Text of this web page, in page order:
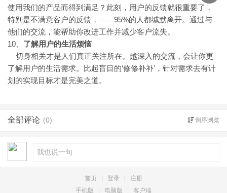
使用我们的产品而得到满足？此刻，用户的反馈就很重要了，
特别是不满意客户的反馈，——95%的人都缄默离开。通过与
他们的交流，能帮助你改进工作并减少客户流失。
10、 了解用户的生活烦恼
切身相关才是人们真正关注所在。越深入的交流，会让你更
了解用户的生活需求。比起盲目的‘修修补补’，针对需求去有计
划的实现目标才是完美之道。
全部评论 (0) 倒序浏览
首页 登录
注册
手机版
电脑版 客户端